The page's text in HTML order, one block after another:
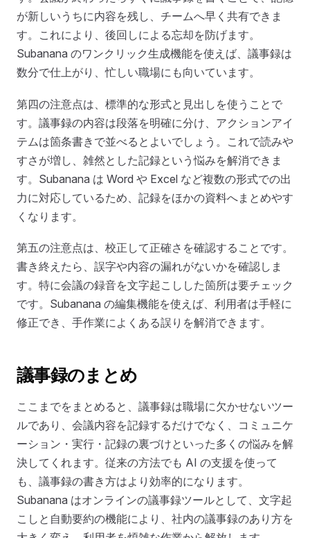
が新しいうちに内容を残し、チームへ早く共有できま
す。これにより、後回しによる忘却を防げます。
Subanana のワンクリック生成機能を使えば、議事録は
数分で仕上がり、忙しい職場にも向いています。
第四の注意点は、標準的な形式と見出しを使うことで
す。議事録の内容は段落を明確に分け、アクションアイ
テムは箇条書きで並べるとよいでしょう。これで読みや
すさが増し、雑然とした記録という悩みを解消できま
す。Subanana は Word や Excel など複数の形式での出
力に対応しているため、記録をほかの資料へまとめやす
くなります。
第五の注意点は、校正して正確さを確認することです。
書き終えたら、誤字や内容の漏れがないかを確認しま
す。特に会議の録音を文字起こしした箇所は要チェック
です。Subanana の編集機能を使えば、利用者は手軽に
修正でき、手作業によくある誤りを解消できます。
議事録のまとめ
ここまでをまとめると、議事録は職場に欠かせないツー
ルであり、会議内容を記録するだけでなく、コミュニケ
ーション・実行・記録の裏づけといった多くの悩みを解
決してくれます。従来の方法でも AI の支援を使って
も、議事録の書き方はより効率的になります。
Subanana はオンラインの議事録ツールとして、文字起
こしと自動要約の機能により、社内の議事録のあり方を